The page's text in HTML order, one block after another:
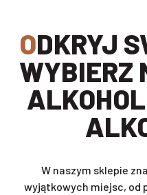
ODKRYJ SWÓJ SMAK I
WYBIERZ
W naszym sklepie
wyjątkowych miejsc, od